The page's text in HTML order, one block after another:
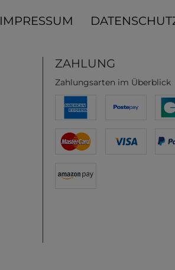
IMPRESSUM
ZAHLUNG
Zahlungsarten im Überblick